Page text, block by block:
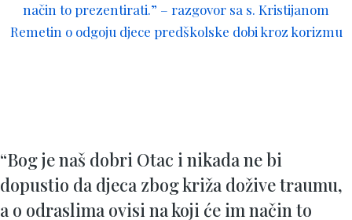
“Bog je naš dobri Otac i nikada ne bi
dopustio da djeca zbog križa dožive traumu,
a o odraslima ovisi na koji će im način to